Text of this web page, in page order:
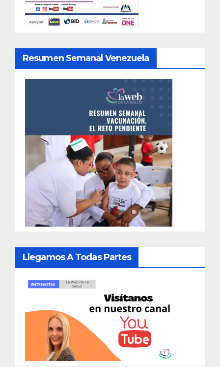
Resumen Semanal Venezuela
Llegamos A Todas Partes